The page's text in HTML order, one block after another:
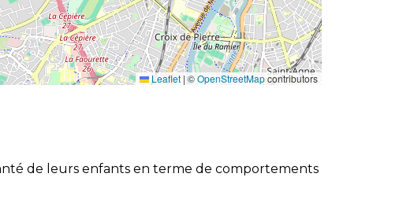
de leurs enfants en terme de comportements
Leaflet |©OpenStreetMapcontributors